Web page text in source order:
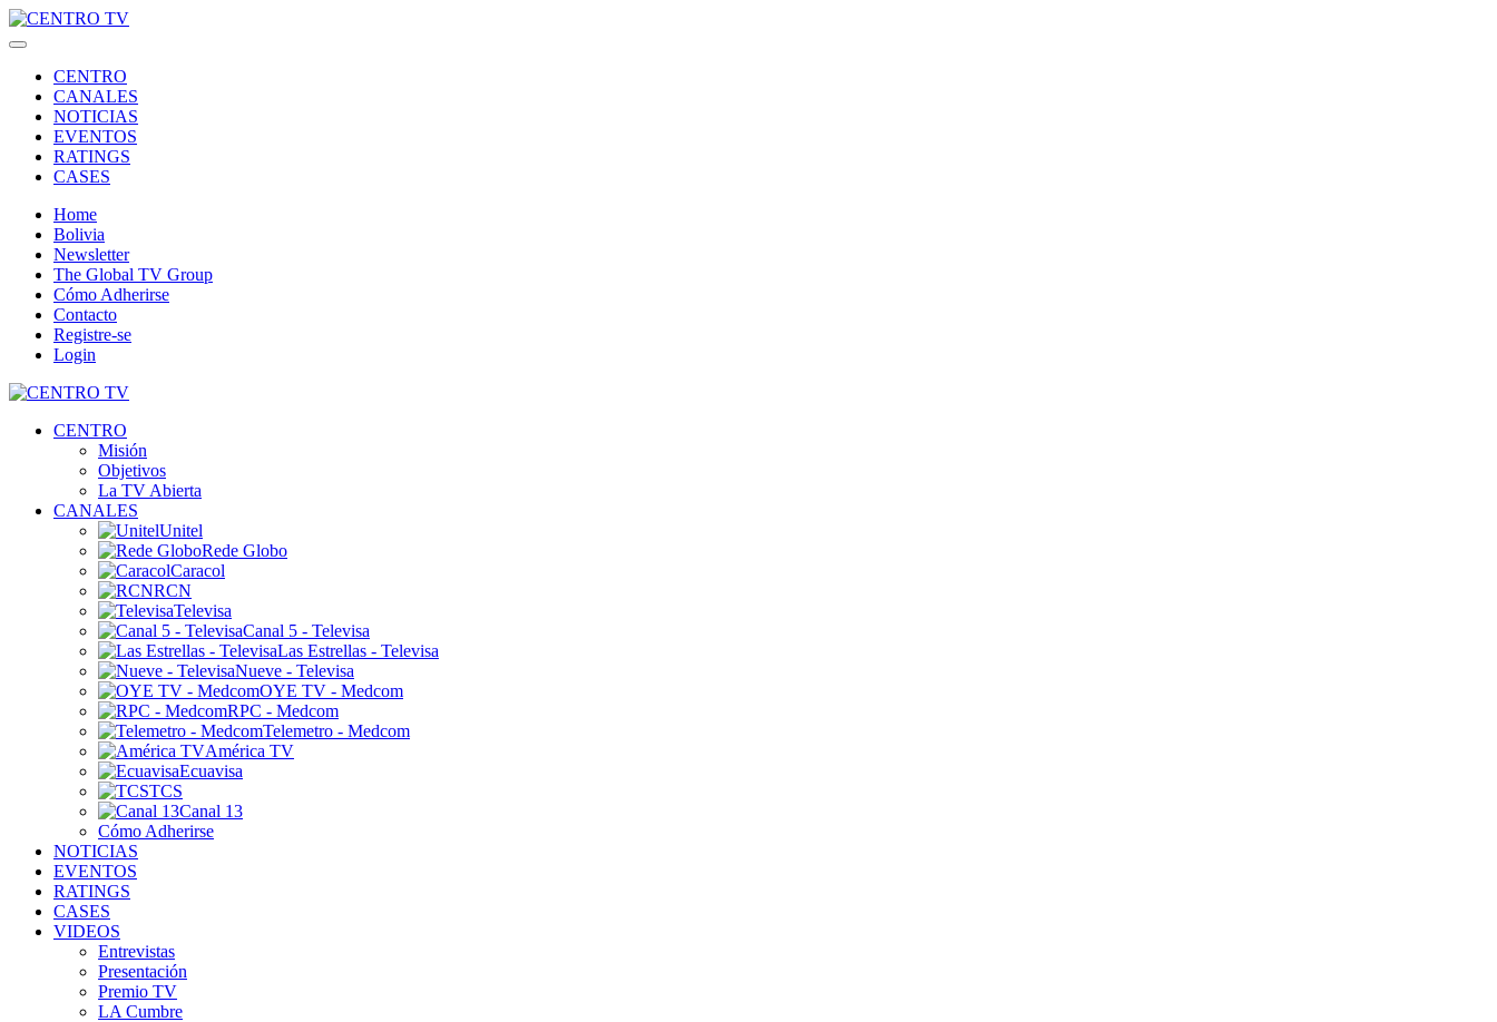
CENTRO
CANALES
NOTICIAS
EVENTOS
RATINGS
CASES
Home
Bolivia
Newsletter
The Global TV Group
Cómo Adherirse
Contacto
Registre-se
Login
CENTRO
Misión
Objetivos
La TV Abierta
CANALES
Unitel
Rede Globo
Caracol
RCN
Televisa
Canal 5 - Televisa
Las Estrellas - Televisa
Nueve - Televisa
OYE TV - Medcom
RPC - Medcom
Telemetro - Medcom
América TV
Ecuavisa
TCS
Canal 13
Cómo Adherirse
NOTICIAS
EVENTOS
RATINGS
CASES
VIDEOS
Entrevistas
Presentación
Premio TV
LA Cumbre